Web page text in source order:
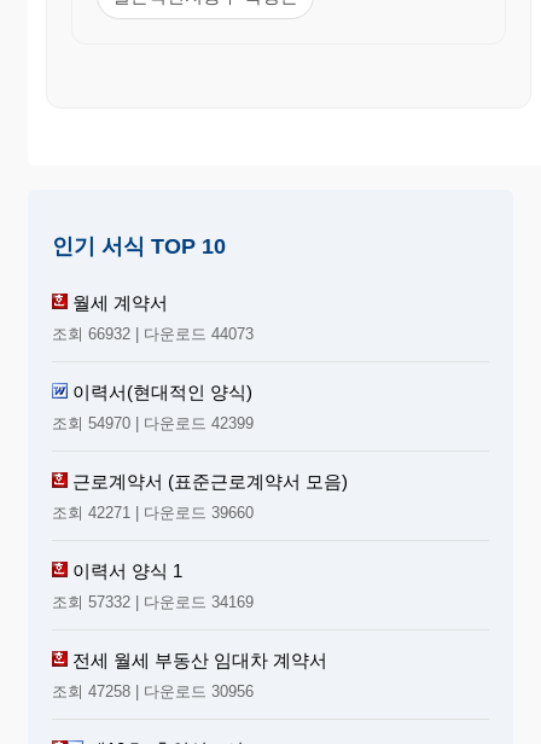
인기 서식 TOP 10
월세 계약서
조회 66932 | 다운로드 44073
이력서(현대적인 양식)
조회 54970 | 다운로드 42399
근로계약서 (표준근로계약서 모음)
조회 42271 | 다운로드 39660
이력서 양식 1
조회 57332 | 다운로드 34169
전세 월세 부동산 임대차 계약서
조회 47258 | 다운로드 30956